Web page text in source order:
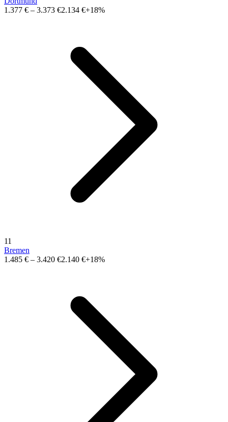
1.377 € – 3.373 €2.134 €+18%
11
Bremen
1.485 € – 3.420 €2.140 €+18%